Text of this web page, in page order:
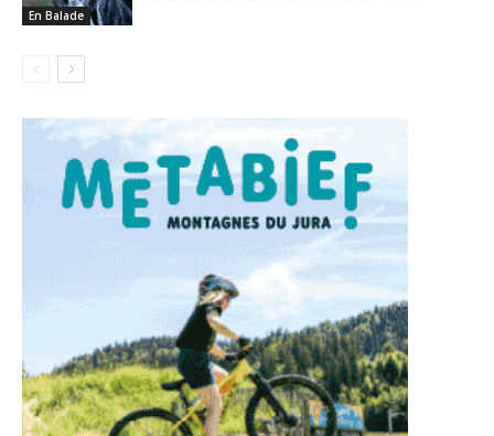
En Balade